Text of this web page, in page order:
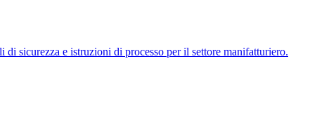
sicurezza e istruzioni di processo per il settore manifatturiero.